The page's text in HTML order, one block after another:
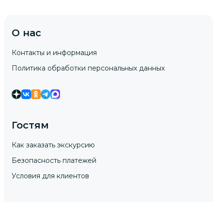
О нас
Контакты и информация
Политика обработки персональных данных
Гостям
Как заказать экскурсию
Безопасность платежей
Условия для клиентов